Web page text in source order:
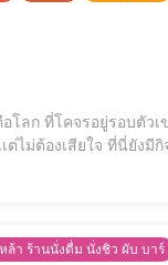
ไม่ต้องเสียใจ ที่นี่ยังมี
หล้า ร้านนั่งดื่ม นั่งชิว ผับ บาร์